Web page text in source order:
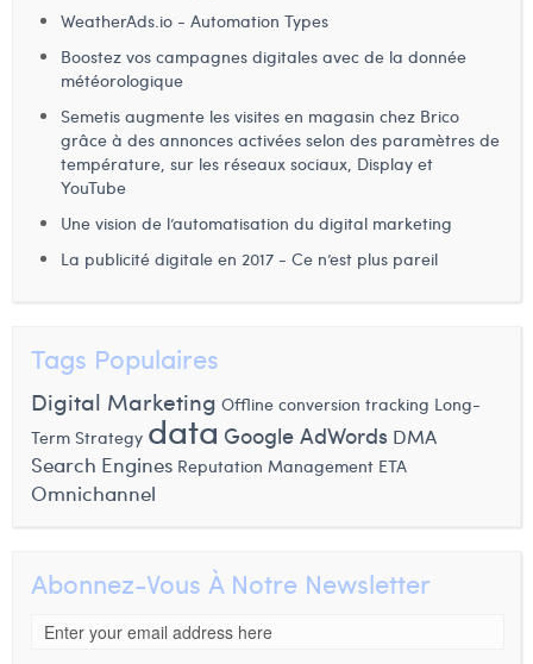
WeatherAds.io - Automation Types
Boostez vos campagnes digitales avec de la donnée
météorologique
Semetis augmente les visites en magasin chez Brico
grâce à des annonces activées selon des paramètres de
température, sur les réseaux sociaux, Display et
YouTube
Une vision de l’automatisation du digital marketing
La publicité digitale en 2017 - Ce n’est plus pareil
Tags Populaires
Digital Marketing Offline conversion tracking Long-
Term Strategy data Google AdWords DMA
Search Engines Reputation Management ETA
Omnichannel
Abonnez-Vous À Notre Newsletter